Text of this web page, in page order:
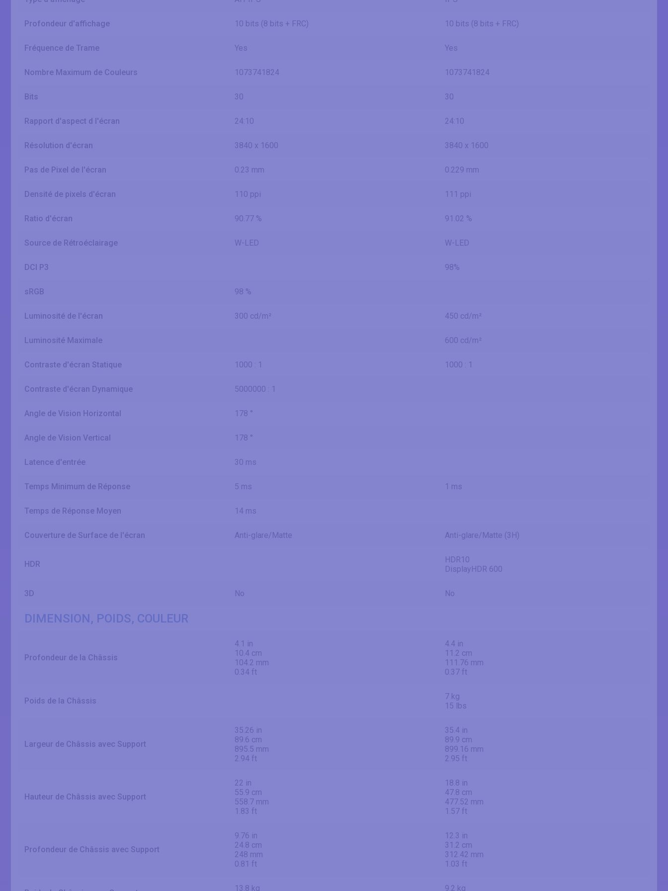
Profondeur d'affichage 10 bits (8 bits + FRC) 10 bits (8 bits + FRC)
Fréquence de Trame Yes Yes
Nombre Maximum de Couleurs 1073741824 1073741824
Bits 30 30
Rapport d'aspect d l'écran 24:10 24:10
Résolution d'écran 3840 x 1600 3840 x 1600
Pas de Pixel de l'écran 0.23 mm 0.229 mm
Densité de pixels d'écran 110 ppi 111 ppi
Ratio d'écran 90.77 % 91.02 %
Source de Rétroéclairage W-LED W-LED
DCI P3 98%
sRGB 98 %
Luminosité de l'écran 300 cd/m² 450 cd/m²
Luminosité Maximale 600 cd/m²
Contraste d'écran Statique 1000 : 1 1000 : 1
Contraste d'écran Dynamique 5000000 : 1
Angle de Vision Horizontal 178 °
Angle de Vision Vertical 178 °
Latence d'entrée 30 ms
Temps Minimum de Réponse 5 ms 1 ms
Temps de Réponse Moyen 14 ms
Couverture de Surface de l'écran Anti-glare/Matte Anti-glare/Matte (3H)
HDR
HDR10
DisplayHDR 600
3D No No
DIMENSION, POIDS, COULEUR
Profondeur de la Châssis
4.1 in
10.4 cm
104.2 mm
0.34 ft
4.4 in
11.2 cm
111.76 mm
0.37 ft
Poids de la Châssis
7 kg
15 lbs
Largeur de Châssis avec Support
35.26 in
89.6 cm
895.5 mm
2.94 ft
35.4 in
89.9 cm
899.16 mm
2.95 ft
Hauteur de Châssis avec Support
22 in
55.9 cm
558.7 mm
1.83 ft
18.8 in
47.8 cm
477.52 mm
1.57 ft
Profondeur de Châssis avec Support
9.76 in
24.8 cm
248 mm
0.81 ft
12.3 in
31.2 cm
312.42 mm
1.03 ft
13.8 kg 9.2 kg